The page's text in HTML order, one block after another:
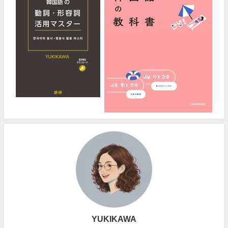
YUKIKAWA